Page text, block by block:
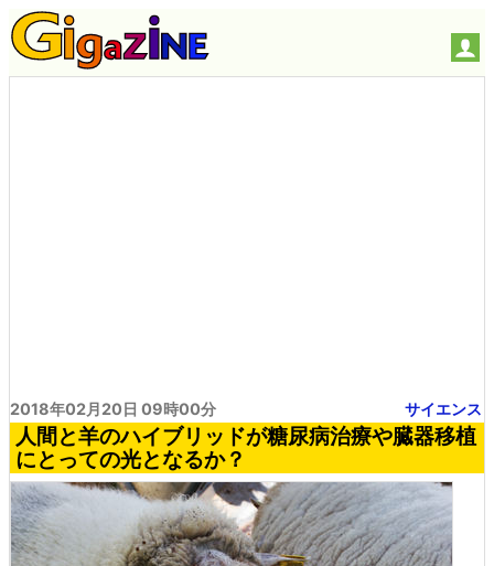
2018年02月20日 09時00分 サイエンス
人間と羊のハイブリッドが糖尿病治療や臓器移植
にとっての光となるか？